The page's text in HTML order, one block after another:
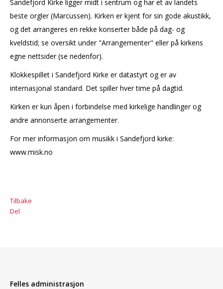
Sandefjord Kirke ligger midt i sentrum og har et av landets
beste orgler (Marcussen). Kirken er kjent for sin gode akustikk,
og det arrangeres en rekke konserter både på dag- og
kveldstid; se oversikt under "Arrangementer" eller på kirkens
egne nettsider (se nedenfor).
Klokkespillet i Sandefjord Kirke er datastyrt og er av
internasjonal standard. Det spiller hver time på dagtid.
Kirken er kun åpen i forbindelse med kirkelige handlinger og
andre annonserte arrangementer.
For mer informasjon om musikk i Sandefjord kirke:
www.misk.no
Tilbake
Del
Felles administrasjon